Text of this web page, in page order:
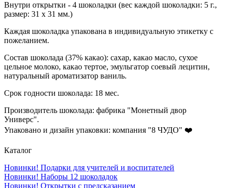
Внутри открытки - 4 шоколадки (вес каждой шоколадки: 5 г.,
размер: 31 х 31 мм.)
Каждая шоколадка упакована в индивидуальную этикетку с
пожеланием.
Состав шоколада (37% какао): сахар, какао масло, сухое
цельное молоко, какао тертое, эмульгатор соевый лецитин,
натуральный ароматизатор ваниль.
Срок годности шоколада: 18 мес.
Производитель шоколада: фабрика "Монетный двор
Универс".
Упаковано и дизайн упаковки: компания "8 ЧУДО" ❤️
Каталог
Новинки! Подарки для учителей и воспитателей
Новинки! Наборы 12 шоколадок
Новинки! Открытки с предсказанием